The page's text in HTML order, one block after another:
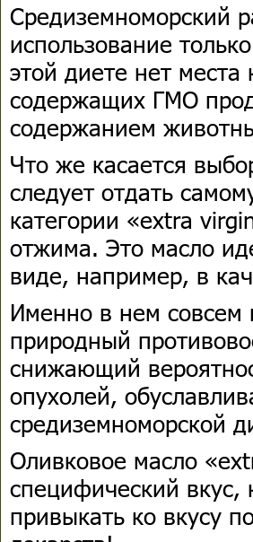
Средиземноморский
использование
этой диете нет
содержащих ГМО
содержанием
Что же касается
следует отдать
категории «extra
отжима. Это масло
виде, например, в
Именно в нем
природный
снижающий
опухолей,
средиземноморской
Оливковое масло
специфический
привыкать ко вкусу